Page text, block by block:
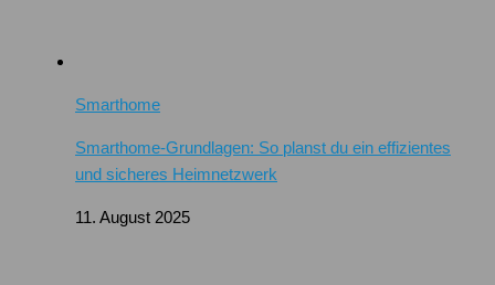
Smarthome
Smarthome-Grundlagen: So planst du ein effizientes
und sicheres Heimnetzwerk
11. August 2025